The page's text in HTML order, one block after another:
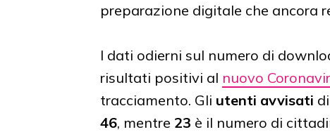
preparazione digitale che ancora
I dati odierni sul numero di
risultati positivi al nuovo
tracciamento. Gli utenti avvisati
46, mentre 23 è il numero di